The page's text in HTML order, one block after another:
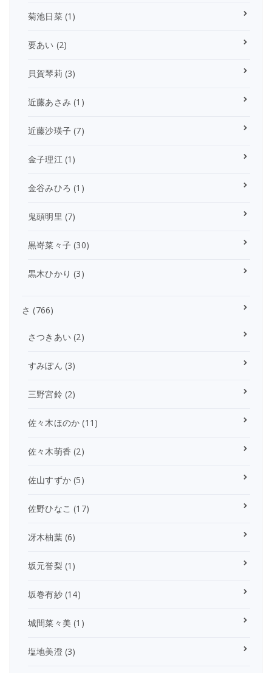
菊池日菜(1)
要あい (2)
貝賀琴莉 (3)
近藤あさみ (1)
近藤沙瑛子 (7)
金子理江 (1)
金谷みひろ (1)
鬼頭明里 (7)
黒嵜菜々子 (30)
黒木ひかり (3)
さ (766)
さつきあい (2)
すみぽん (3)
三野宮鈴(2)
佐々木ほのか (11)
佐々木萌香 (2)
佐山すずか (5)
佐野ひなこ (17)
冴木柚葉(6)
坂元誉梨 (1)
坂巻有紗(14)
城間菜々美 (1)
塩地美澄(3)